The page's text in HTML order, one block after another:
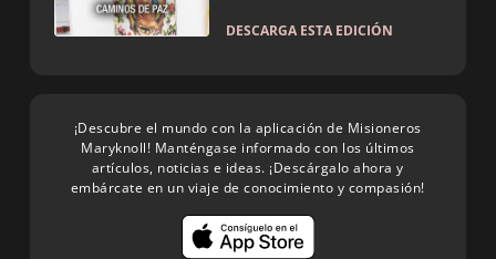
DESCARGA ESTA EDICIÓN
¡Descubre el mundo con la aplicación de Misioneros
Maryknoll! Manténgase informado con los últimos
artículos, noticias e ideas. ¡Descárgalo ahora y
embárcate en un viaje de conocimiento y compasión!